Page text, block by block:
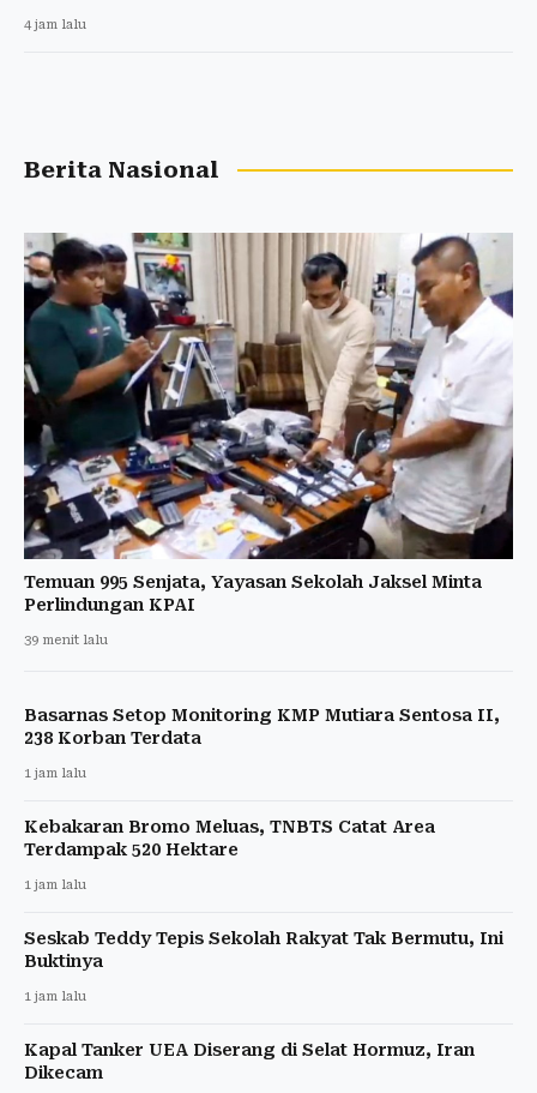
4 jam lalu
Berita Nasional
Temuan 995 Senjata, Yayasan Sekolah Jaksel Minta
Perlindungan KPAI
39 menit lalu
Basarnas Setop Monitoring KMP Mutiara Sentosa II,
238 Korban Terdata
1 jam lalu
Kebakaran Bromo Meluas, TNBTS Catat Area
Terdampak 520 Hektare
1 jam lalu
Seskab Teddy Tepis Sekolah Rakyat Tak Bermutu, Ini
Buktinya
1 jam lalu
Kapal Tanker UEA Diserang di Selat Hormuz, Iran
Dikecam